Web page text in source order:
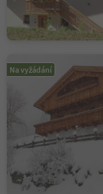
Na vyžádání